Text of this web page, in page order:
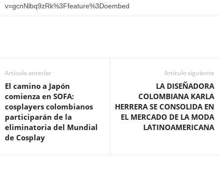
v=gcnNlbq9zRk%3Ffeature%3Doembed
Artículo anterior
El camino a Japón
comienza en SOFA:
cosplayers colombianos
participarán de la
eliminatoria del Mundial
de Cosplay
Artículo siguiente
LA DISEÑADORA
COLOMBIANA KARLA
HERRERA SE CONSOLIDA EN
EL MERCADO DE LA MODA
LATINOAMERICANA